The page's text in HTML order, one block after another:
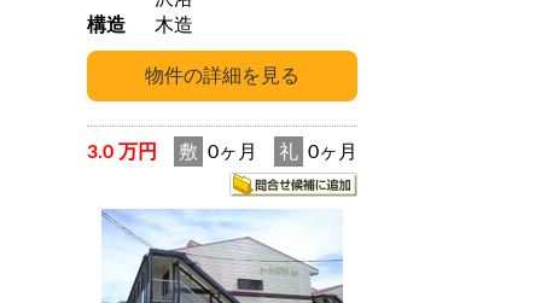
構造
木造
3.0 万円 敷 0ヶ月 礼 0ヶ月